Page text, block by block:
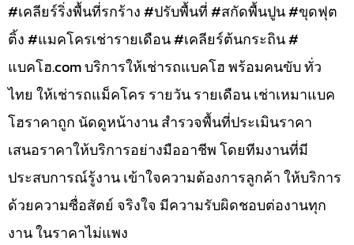
#เคลียร์ริ่งพื้นที่รกร้าง #ปรับพื้นที่ #สกัดพื้นปูน #ขุดฟุต
ติ้ง #แมคโครเช่ารายเดือน #เคลียร์ต้นกระถิน #
แบคโฮ.com บริการให้เช่ารถแบคโฮ พร้อมคนขับ ทั่ว
ไทย ให้เช่ารถแม็คโคร รายวัน รายเดือน เช่าเหมาแบค
โฮราคาถูก นัดดูหน้างาน สำรวจพื้นที่ประเมินราคา
เสนอราคาให้บริการอย่างมืออาชีพ โดยทีมงานที่มี
ประสบการณ์รู้งาน เข้าใจความต้องการลูกค้า ให้บริการ
ด้วยความซื่อสัตย์ จริงใจ มีความรับผิดชอบต่องานทุก
งาน ในราคาไม่แพง